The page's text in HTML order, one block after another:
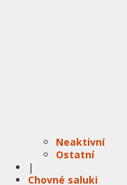
Neaktivní
Ostatní
|
Chovné saluki